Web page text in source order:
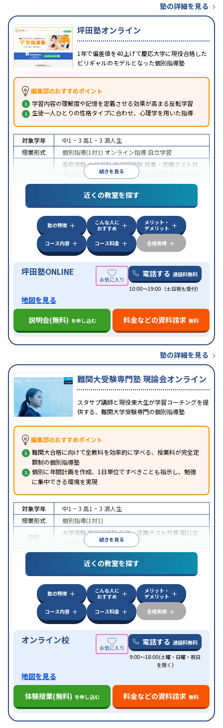
塾の詳細を見る
坪田塾オンライン
1年で偏差値を40上げて慶応大学に現役合格した
ビリギャルのモデルとなった個別指導塾
編集部のおすすめポイント
学習内容の理解度や記憶を定着させる効果が高まる反転学習
生徒一人ひとりの性格タイプに合わせ、心理学を用いた指導
続きを見る
対象学年 中1 ~ 3 高1 ~ 3 浪人生
授業形式
個別指導(1対1) オンライン指導 自立学習
高校受験大学受験医学部受験 授業・定期テスト対
内申点対策学習習慣の定着
策推薦入試対策学校別特化対策国公立大対策私大
共通テスト対策英検(英語検定)対策
その
特徴
中高一貫校生に対応授業の振替可能 不登校生に対
学習にPC・タブレットを利用オンライン対応
科目から受講可能季節講習のみの受講可発達障害
の子どもに対応
近くの教室を探す
塾の特徴
こんな人に
おすすめ
メリット・
デメリット
コース内容
コース料金 合格実績
坪田塾ONLINE 電話する 通話料無料
10:00～19:00（土日祝も受付）
地図を見る
説明会(無料) を申し込む 料金などの資料請求 無料
塾の詳細を見る
難関大受験専門塾 現論会オンライン
スタサプ講師と現役東大生が学習コーチングを提
供する、難関大学受験専門の個別指導塾
編集部のおすすめポイント
難関大合格に向けて全教科を効率的に学べる、授業料が完全定
額制の個別指導塾
個別に年間計画を作成、1日単位ですべきことも指示し、勉強
に集中できる環境を実現
続きを見る
対象学年 中1 ~ 3 高1 ~ 3 浪人生
授業形式
個別指導(1対1)
目的
大学受験医学部受験授業・定期テスト対策 国公立
英検(英語検定)対策
中高一貫校生に対応授業の振替可能オンライン対
自習室あり
近くの教室を探す
塾の特徴
こんな人に
おすすめ
メリット・
デメリット
コース内容
コース料金 合格実績
オンライン校 電話する 通話料無料
9:00～18:00(土曜・日曜・祝日
を除く)
地図を見る
体験授業(無料) を申し込む 料金などの資料請求 無料